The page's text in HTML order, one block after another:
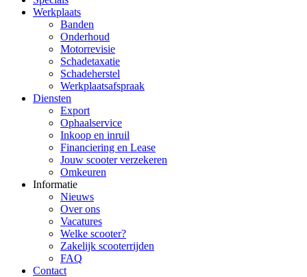
Werkplaats
Banden
Onderhoud
Motorrevisie
Schadetaxatie
Schadeherstel
Werkplaatsafspraak
Diensten
Export
Ophaalservice
Inkoop en inruil
Financiering en Lease
Jouw scooter verzekeren
Omkeuren
Informatie
Nieuws
Over ons
Vacatures
Welke scooter?
Zakelijk scooterrijden
FAQ
Contact